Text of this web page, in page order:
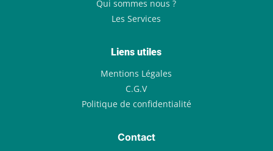
Qui sommes nous ?
Les Services
Liens utiles
Mentions Légales
C.G.V
Politique de confidentialité
Contact